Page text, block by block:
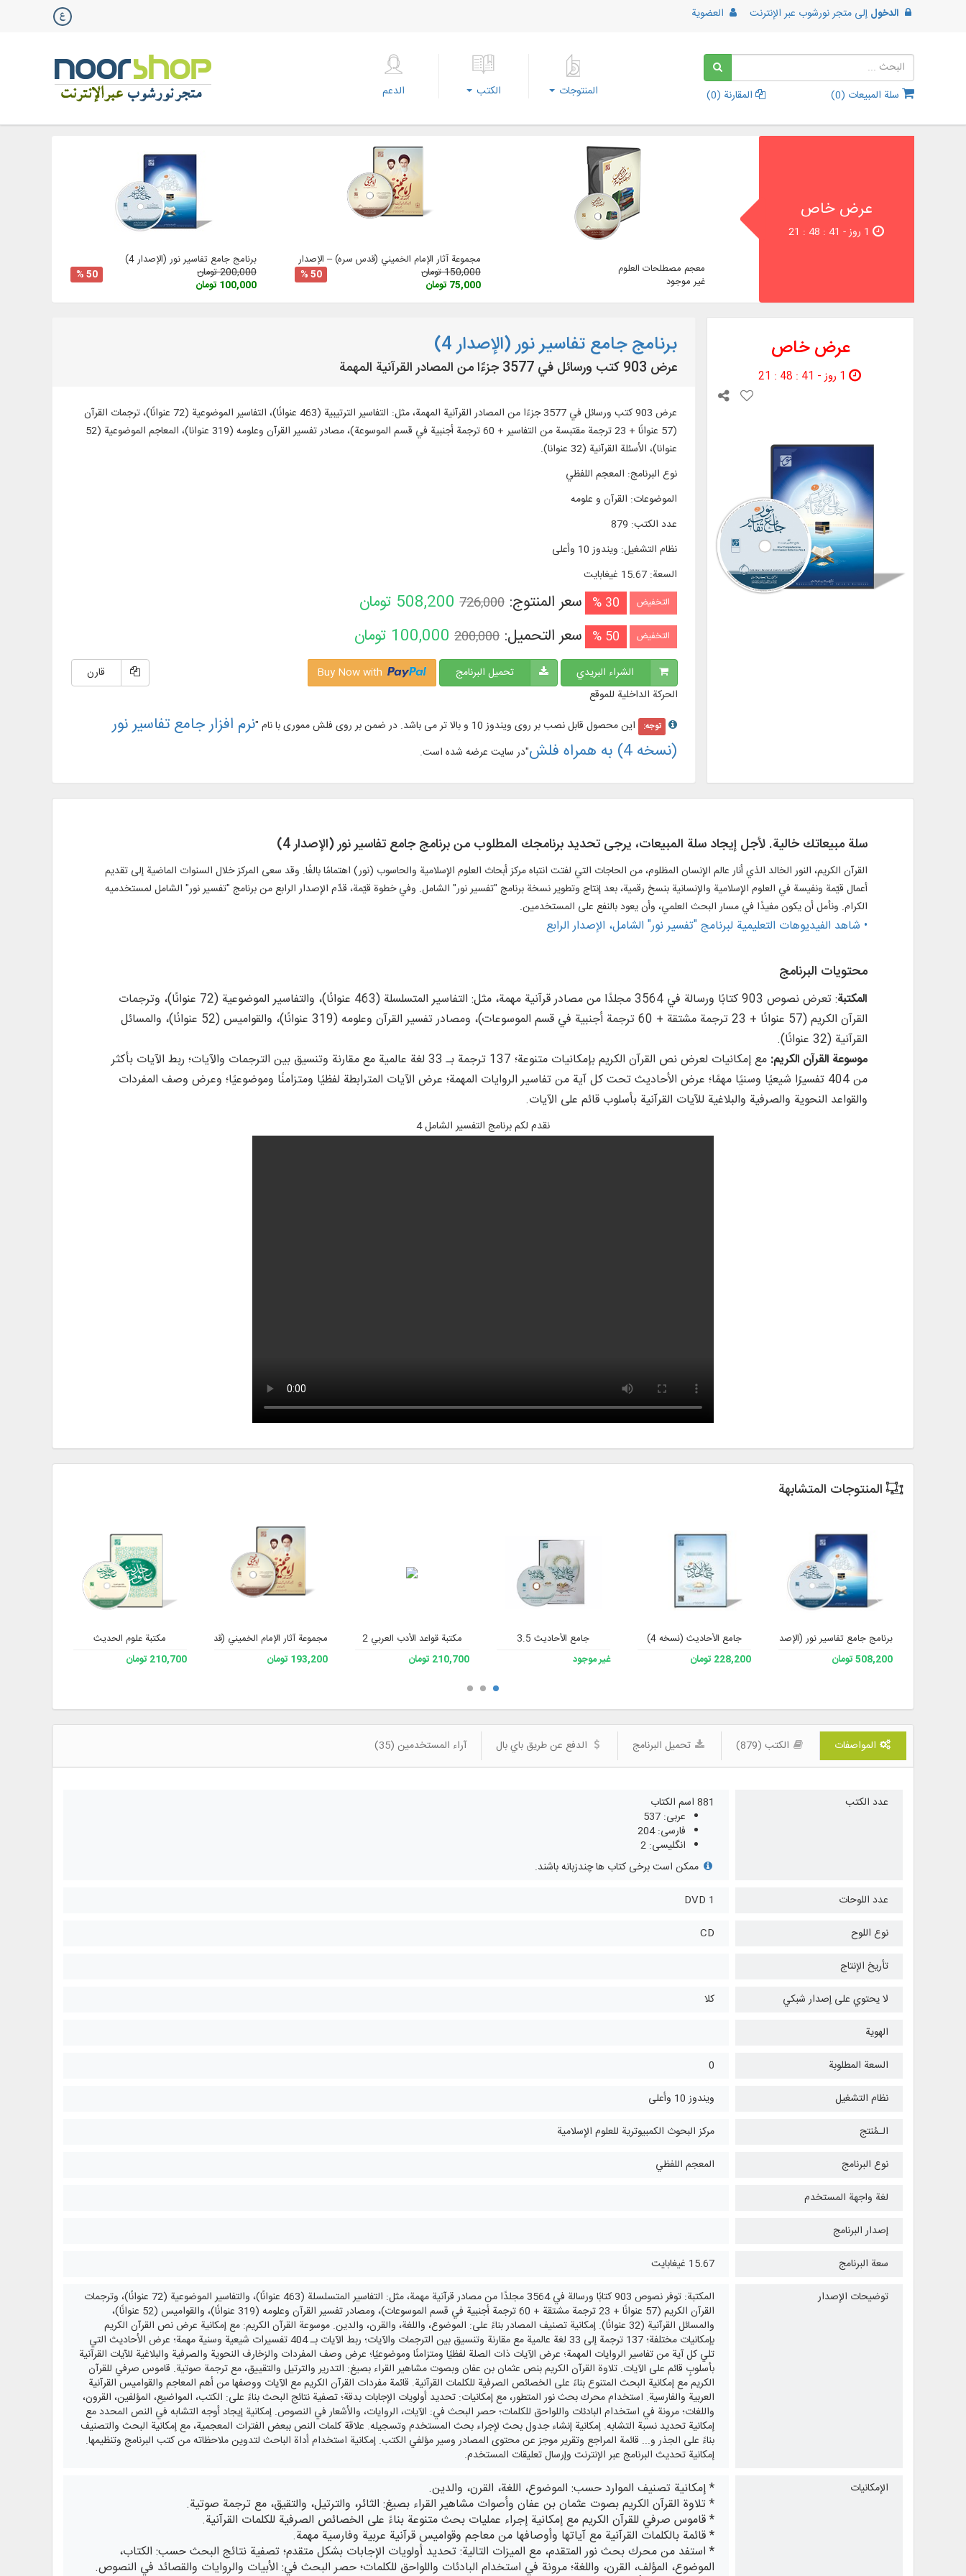
الدخول إلى متجر نورشوب عبر الإنترنت العضوية
سلة المبيعات (0
) المقارنة (0
) المنتوجات الكتب الدعم
عرض خاص
معجم مصطلحات العلوم
غير موجود
مجموعة آثار الإمام الخميني (قدس سره) – الإصدار 3
150,000 تومان
50 %
75,000 تومان
برنامج جامع تفاسير نور (الإصدار 4)
200,000 تومان
50 %
100,000 تومان
عرض خاص برنامج جامع تفاسير نور (الإصدار 4)
عرض 903 كتب ورسائل في 3577 جزءًا من المصادر القرآنية المهمة
عرض 903 كتب ورسائل في 3577 جزءًا من المصادر القرآنية المهمة، مثل: التفاسير الترتيبية (463 عنوانًا)، التفاسير الموضوعية (72 عنوانًا)، ترجمات القرآن
(57 عنوانًا + 23 ترجمة مقتبسة من التفاسير + 60 ترجمة أجنبية في قسم الموسوعة)، مصادر تفسير القرآن وعلومه (319 عنوانا)، المعاجم الموضوعية (52
عنوانا)، الأسئلة القرآنية (32 عنوانا).
نوع البرنامج: المعجم اللفظي
الموضوعات: القرآن و علومه
عدد الكتب:
879
نظام التشغیل: ويندوز 10 وأعلی
السعة: 15.67 غيغابايت
التخفيض 30 % سعر المنتوج:726,000
508,200 تومان
التخفيض 50 % سعر التحميل:200,000
100,000 تومان
الشراء البريدي تحميل البرنامج
الحركة الداخلية للموقع
قارن
توجه: این محصول قابل نصب بر روی ویندوز 10 و بالا تر می باشد. در ضمن بر روی فلش مموری با نام "
نرم افزار جامع تفاسیر نور
(نسخه 4) به همراه فلش
"در سایت عرضه شده است.
سلة مبيعاتك خالية. لأجل إيجاد سلة المبيعات، يرجی تحديد برنامجك المطلوب من برنامج جامع تفاسير نور (الإصدار 4)
القرآن الكريم، النور الخالد الذي أنار عالم الإنسان المظلوم، من الحاجات التي لفتت انتباه مركز أبحاث العلوم الإسلامية والحاسوب (نور) اهتمامًا بالغًا. وقد سعى المركز خلال السنوات الماضية إلى تقديم
أعمال قيّمة ونفيسة في العلوم الإسلامية والإنسانية بنسخ رقمية، بعد إنتاج وتطوير نسخة برنامج "تفسير نور" الشامل. وفي خطوة قيّمة، قدّم الإصدار الرابع من برنامج "تفسير نور" الشامل لمستخدميه
الكرام. ونأمل أن يكون مفيدًا في مسار البحث العلمي، وأن يعود بالنفع على المستخدمين.
• شاهد الفيديوهات التعليمية لبرنامج "تفسير نور" الشامل، الإصدار الرابع
محتويات البرنامج
المكتبة
: تعرض نصوص 903 كتابًا ورسالة في 3564 مجلدًا من مصادر قرآنية مهمة، مثل: التفاسير المتسلسلة (463 عنوانًا)، والتفاسير الموضوعية (72 عنوانًا)، وترجمات
القرآن الكريم (57 عنوانًا + 23 ترجمة مشتقة + 60 ترجمة أجنبية في قسم الموسوعات)، ومصادر تفسير القرآن وعلومه (319 عنوانًا)، والقواميس (52 عنوانًا)، والمسائل
القرآنية (32 عنوانًا).
موسوعة القرآن الكريم:
مع إمكانيات لعرض نص القرآن الكريم بإمكانيات متنوعة؛ 137 ترجمة بـ 33 لغة عالمية مع مقارنة وتنسيق بين الترجمات والآيات؛ ربط الآيات بأكثر
من 404 تفسيرًا شيعيًا وسنيًا مهمًا؛ عرض الأحاديث تحت كل آية من تفاسير الروايات المهمة؛ عرض الآيات المترابطة لفظيًا ومتزامنًا وموضوعيًا؛ وعرض وصف المفردات
والقواعد النحوية والصرفية والبلاغية للآيات القرآنية بأسلوب قائم على الآيات.
نقدم لكم برنامج التفسير الشامل 4
المنتوجات المتشابهة
برنامج جامع تفاسير نور (الإصدار 4)
508,200 تومان
جامع الأحادیث (نسخه 4)
228,200 تومان
جامع الأحاديث 3.5
غير موجود
مكتبة قواعد الأدب العربي 2
210,700 تومان
مجموعة آثار الإمام الخميني (قدس سره) – الإصدار 3
193,200 تومان
مكتبة علوم الحديث
210,700 تومان
المواصفات الكتب (879) تحميل البرنامج الدفع عن طريق باي بال آراء المستخدمين (35)
عدد الكتب
881 اسم الكتاب
عربی: 537
فارسی: 204
انگلیسی: 2
ممکن است برخی کتاب ها چندزبانه باشند.
عدد اللوحات
1 DVD
نوع اللوح
CD
تأريخ الإنتاج
لا يحتوي على إصدار شبكي
كلا
الهوية
السعة المطلوبة
0
نظام التشغیل
ويندوز 10 وأعلی
الـمُنتج
مركز البحوث الكمبيوترية للعلوم الإسلامية
نوع البرنامج
المعجم اللفظي
لغة واجهة المستخدم
إصدار البرنامج
سعة البرنامج
15.67 غيغابايت
توضيحات الإصدار
المكتبة: توفر نصوص 903 كتابًا ورسالة في 3564 مجلدًا من مصادر قرآنية مهمة، مثل: التفاسير المتسلسلة (463 عنوانًا)، والتفاسير الموضوعية (72 عنوانًا)، وترجمات
القرآن الكريم (57 عنوانًا + 23 ترجمة مشتقة + 60 ترجمة أجنبية في قسم الموسوعات)، ومصادر تفسير القرآن وعلومه (319 عنوانًا)، والقواميس (52 عنوانًا)،
والمسائل القرآنية (32 عنوانًا). إمكانية تصنيف المصادر بناءً على: الموضوع، واللغة، والقرن، والدين. موسوعة القرآن الكريم: مع إمكانية عرض نص القرآن الكريم
بإمكانيات مختلفة؛ 137 ترجمة إلى 33 لغة عالمية مع مقارنة وتنسيق بين الترجمات والآيات؛ ربط الآيات بـ 404 تفسيرات شيعية وسنية مهمة؛ عرض الأحاديث التي
تلي كل آية من تفاسير الروايات المهمة؛ عرض الآيات ذات الصلة لفظيًا ومتزامنًا وموضوعيًا؛ عرض وصف المفردات والزخارف النحوية والصرفية والبلاغية للآيات القرآنية
بأسلوبٍ قائم على الآيات. تلاوة القرآن الكريم بنص عثمان بن عفان وبصوت مشاهير القراء بصيغ: التدرير والترتيل والتقييق، مع ترجمة صوتية. قاموس صرفي للقرآن
الكريم مع إمكانية البحث المتنوع بناءً على الخصائص الصرفية للكلمات القرآنية. قائمة مفردات القرآن الكريم مع الآيات ووصفها من أهم المعاجم والقواميس القرآنية
العربية والفارسية. استخدام محرك بحث نور المتطور، مع إمكانيات: تحديد أولويات الإجابات بدقة؛ تصفية نتائج البحث بناءً على: الكتب، المواضيع، المؤلفين، القرون،
واللغات؛ مرونة في استخدام البادئات واللواحق للكلمات؛ حصر البحث في: الآيات، الروايات، والأشعار في النصوص. إمكانية إيجاد أوجه التشابه في النص المحدد مع
إمكانية تحديد نسبة التشابه. إمكانية إنشاء جدول بحث لإجراء بحث المستخدم وتسجيله. علاقة كلمات النص ببعض الفترات المعجمية، مع إمكانية البحث والتصنيف
بناءً على الجذر و... قائمة المراجع وتقرير موجز عن محتوى المصادر وسير مؤلفي الكتب. إمكانية استخدام أداة الباحث لتدوين ملاحظاته من كتب البرنامج وتنظيمها.
إمكانية تحديث البرنامج عبر الإنترنت وإرسال تعليقات المستخدم.
الإمكانيات
* إمكانية تصنيف الموارد حسب: الموضوع، اللغة، القرن، والدين.
* تلاوة القرآن الكريم بصوت عثمان بن عفان وأصوات مشاهير القراء بصيغ: الثائر، والترتيل، والتقيق، مع ترجمة صوتية.
* قاموس صرفي للقرآن الكريم مع إمكانية إجراء عمليات بحث متنوعة بناءً على الخصائص الصرفية للكلمات القرآنية.
* قائمة بالكلمات القرآنية مع آياتها وأوصافها من معاجم وقواميس قرآنية عربية وفارسية مهمة.
* استفد من محرك بحث نور المتقدم، مع الميزات التالية: تحديد أولويات الإجابات بشكل متقدم؛ تصفية نتائج البحث حسب: الكتاب،
الموضوع، المؤلف، القرن، واللغة؛ مرونة في استخدام البادئات واللواحق للكلمات؛ حصر البحث في: الأبيات والروايات والقصائد في النصوص.